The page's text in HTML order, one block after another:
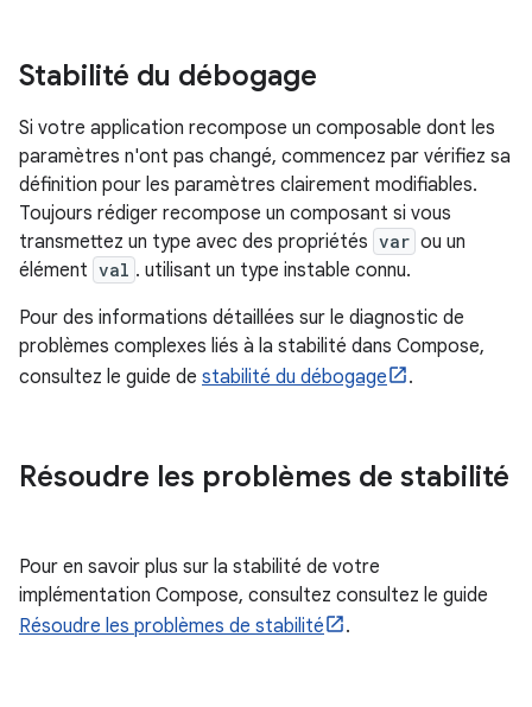
Stabilité du débogage
Si votre application recompose un composable dont les
paramètres n'ont pas changé, commencez par vérifiez sa
définition pour les paramètres clairement modifiables.
Toujours rédiger recompose un composant si vous
transmettez un type avec des propriétés var ou un
élément val . utilisant un type instable connu.
Pour des informations détaillées sur le diagnostic de
problèmes complexes liés à la stabilité dans Compose,
consultez le guide de stabilité du débogage .
Résoudre les problèmes de stabilité
Pour en savoir plus sur la stabilité de votre
implémentation Compose, consultez consultez le guide
Résoudre les problèmes de stabilité
.